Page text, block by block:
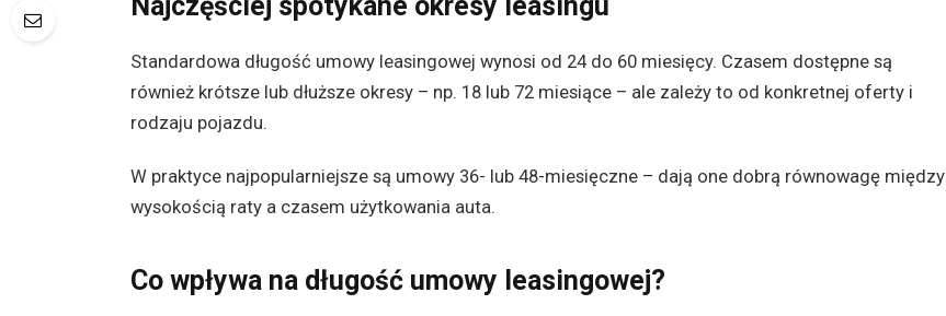
Standardowa długość umowy leasingowej wynosi od 24 do 60 miesięcy. Czasem dostępne są
również krótsze lub dłuższe okresy – np. 18 lub 72 miesiące – ale zależy to od konkretnej oferty i
rodzaju pojazdu.
W praktyce najpopularniejsze są umowy 36- lub 48-miesięczne – dają one dobrą równowagę między
wysokością raty a czasem użytkowania auta.
Co wpływa na długość umowy leasingowej?